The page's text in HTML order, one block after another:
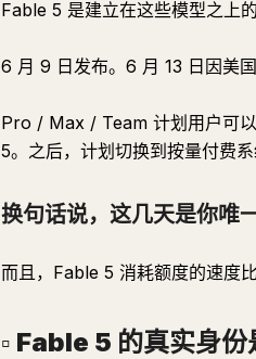
Fable 5 是建立在这些模型之上的
6 月 9 日发布。6 月 13 日因美
Pro / Max / Team 计划用户可
5。之后，计划切换到按量付费系
换句话说，这几天是你唯
而且，Fable 5 消耗额度的速度
▫️ Fable 5 的真实身